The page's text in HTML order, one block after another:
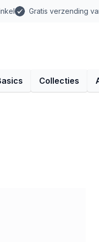
Gratis verzending
Collecties